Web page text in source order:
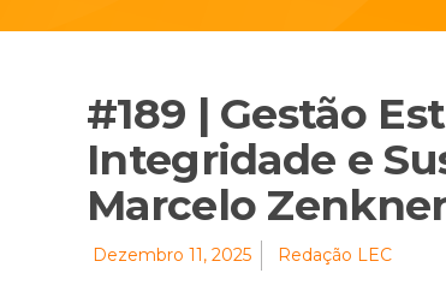
#189 | Gestão
Integridade e
Marcelo
Dezembro 11, 2025 Redação LEC